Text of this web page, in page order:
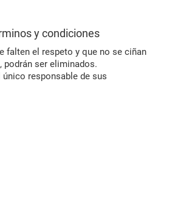
y condiciones
falten el respeto y que no se ciñan
podrán ser eliminados.
responsable de sus